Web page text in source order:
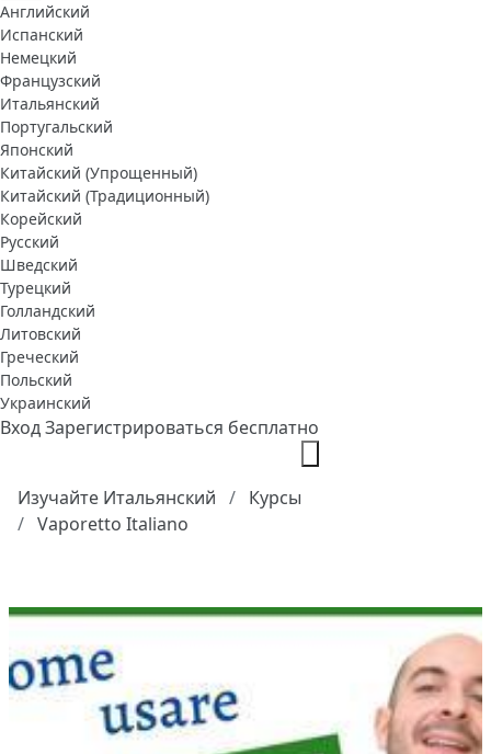
Английский
Испанский
Немецкий
Французский
Итальянский
Португальский
Японский
Китайский (Упрощенный)
Китайский (Традиционный)
Корейский
Русский
Шведский
Турецкий
Голландский
Литовский
Греческий
Польский
Украинский
ВходЗарегистрироваться бесплатно
Изучайте Итальянский
Курсы
Vaporetto Italiano